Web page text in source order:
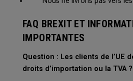
FAQ BREXIT ET
IMPORTANTES
Question : Les clients de l’UE
droits d’importation ou la TVA ?